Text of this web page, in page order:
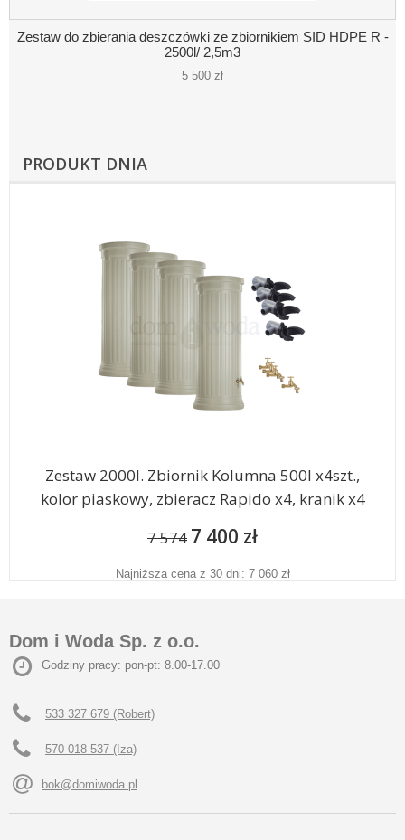
Zestaw do zbierania deszczówki ze zbiornikiem SID HDPE R -
2500l/ 2,5m3
5 500 zł
PRODUKT DNIA
Zestaw 2000l. Zbiornik Kolumna 500l x4szt.,
kolor piaskowy, zbieracz Rapido x4, kranik x4
7 574 7 400 zł
Najniższa cena z 30 dni: 7 060 zł
Dom i Woda Sp. z o.o.
Godziny pracy: pon-pt: 8.00-17.00
533 327 679 (Robert)
570 018 537 (Iza)
bok@domiwoda.pl